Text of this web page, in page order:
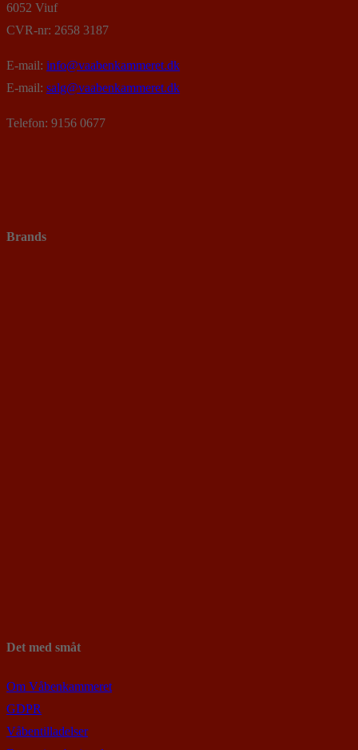
6052 Viuf
CVR-nr: 2658 3187
E-mail: info@vaabenkammeret.dk
E-mail: salg@vaabenkammeret.dk
Telefon: 9156 0677
Brands
Det med småt
Om Våbenkammeret
GDPR
Våbentilladelser